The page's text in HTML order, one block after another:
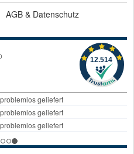
AGB & Datenschutz